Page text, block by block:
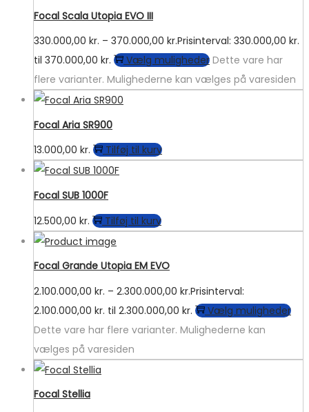
Focal Scala Utopia EVO III
330.000,00 kr. – 370.000,00 kr.Prisinterval: 330.000,00 kr.
til 370.000,00 kr.
Vælg muligheder Dette vare har
flere varianter. Mulighederne kan vælges på varesiden
Focal Aria SR900
13.000,00 kr. Tilføj til kurv
Focal SUB 1000F
12.500,00 kr. Tilføj til kurv
Focal Grande Utopia EM EVO
2.100.000,00 kr. – 2.300.000,00 kr.Prisinterval:
2.100.000,00 kr. til 2.300.000,00 kr.
Vælg muligheder
Dette vare har flere varianter. Mulighederne kan
vælges på varesiden
Focal Stellia